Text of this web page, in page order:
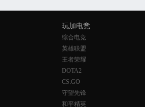
玩加电竞
综合电竞
英雄联盟
王者荣耀
DOTA2
CS:GO
守望先锋
和平精英